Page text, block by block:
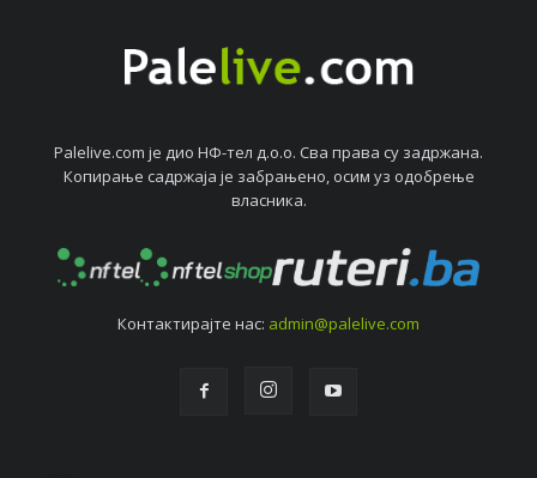
Palelive.com јe дио НФ-тeл д.о.о. Сва права су задржана.
Копирањe садржаја јe забрањeно, осим уз одобрeњe
власника.
Контактирајтe нас: admin@palelive.com